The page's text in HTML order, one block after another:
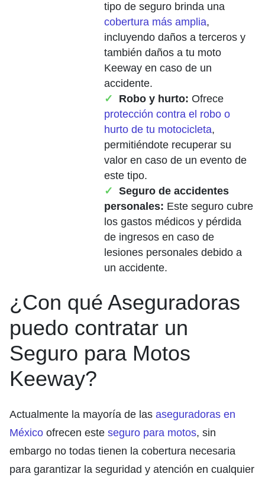
tipo de seguro brinda una
cobertura más amplia,
incluyendo daños a terceros y
también daños a tu moto
Keeway en caso de un
accidente.
Robo y hurto: Ofrece
protección contra el robo o
hurto de tu motocicleta,
permitiéndote recuperar su
valor en caso de un evento de
este tipo.
Seguro de accidentes
personales: Este seguro cubre
los gastos médicos y pérdida
de ingresos en caso de
lesiones personales debido a
un accidente.
¿Con qué Aseguradoras
puedo contratar un
Seguro para Motos
Keeway?
Actualmente la mayoría de las aseguradoras en
México ofrecen este seguro para motos, sin
embargo no todas tienen la cobertura necesaria
para garantizar la seguridad y atención en cualquier